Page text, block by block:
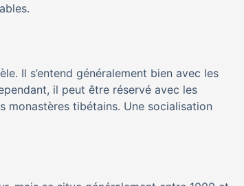
Il s’entend généralement bien avec les
il peut être réservé avec les
monastères tibétains. Une socialisation